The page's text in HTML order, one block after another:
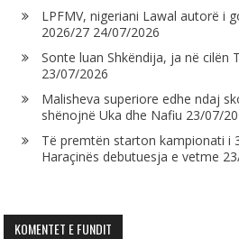
LPFMV, nigeriani Lawal autorë i
2026/27 24/07/2026
Sonte luan Shkëndija, ja në cilën
23/07/2026
Malisheva superiore edhe ndaj
shënojnë Uka dhe Nafiu 23/07/
Të premtën starton kampionati i
Haraçinës debutuesja e vetme
KOMENTET E FUNDIT